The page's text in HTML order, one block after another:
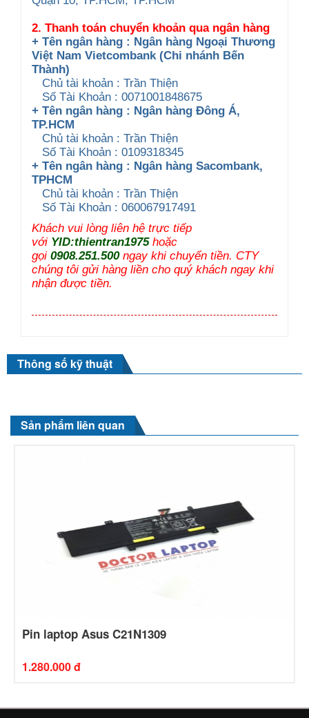
2. Thanh toán chuyển khoản qua ngân hàng
+ Tên ngân hàng : Ngân hàng Ngoại Thương
Việt Nam Vietcombank (Chi nhánh Bến
Thành)
Chủ tài khoản : Trần Thiện
Số Tài Khoản : 0071001848675
+ Tên ngân hàng : Ngân hàng Đông Á,
TP.HCM
Chủ tài khoản : Trần Thiện
Số Tài Khoản : 0109318345
+ Tên ngân hàng : Ngân hàng Sacombank,
TPHCM
Chủ tài khoản : Trần Thiện
Số Tài Khoản : 060067917491
Khách vui lòng liên hệ trực tiếp
với YID:thientran1975hoặc
gọi 0908.251.500ngay khi chuyển tiền. CTY
chúng tôi gửi hàng liền cho quý khách ngay khi
nhận được tiền.
Thông số kỹ thuật
Sản phẩm liên quan
Pin laptop Asus C21N1309
1.280.000 đ